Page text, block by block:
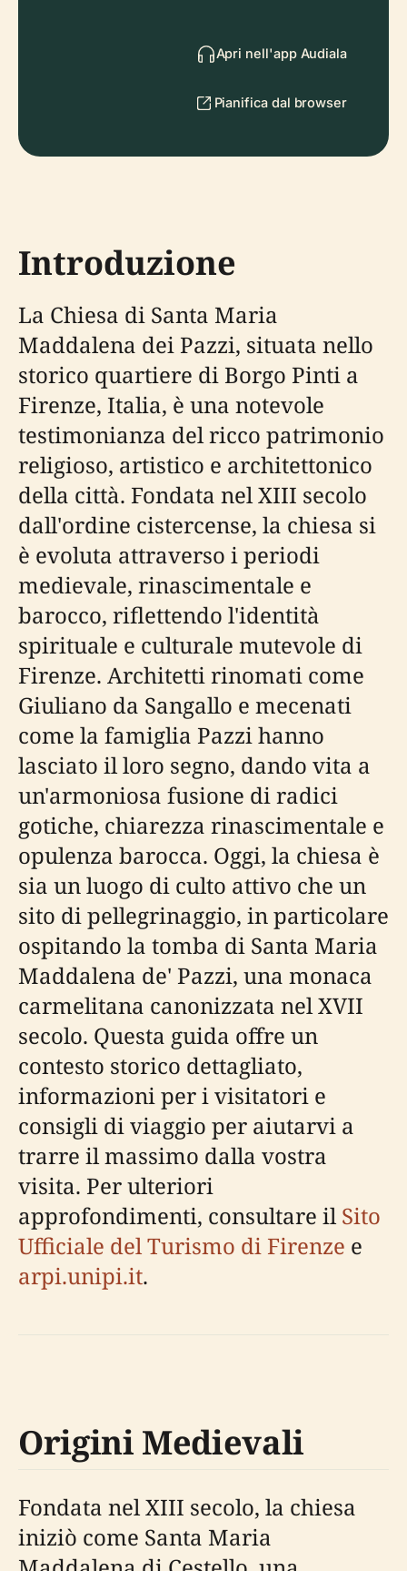
Apri nell'app Audiala
Pianifica dal browser
Introduzione
La Chiesa di Santa Maria
Maddalena dei Pazzi, situata nello
storico quartiere di Borgo Pinti a
Firenze, Italia, è una notevole
testimonianza del ricco patrimonio
religioso, artistico e architettonico
della città. Fondata nel XIII secolo
dall'ordine cistercense, la chiesa si
è evoluta attraverso i periodi
medievale, rinascimentale e
barocco, riflettendo l'identità
spirituale e culturale mutevole di
Firenze. Architetti rinomati come
Giuliano da Sangallo e mecenati
come la famiglia Pazzi hanno
lasciato il loro segno, dando vita a
un'armoniosa fusione di radici
gotiche, chiarezza rinascimentale e
opulenza barocca. Oggi, la chiesa è
sia un luogo di culto attivo che un
sito di pellegrinaggio, in particolare
ospitando la tomba di Santa Maria
Maddalena de' Pazzi, una monaca
carmelitana canonizzata nel XVII
secolo. Questa guida offre un
contesto storico dettagliato,
informazioni per i visitatori e
consigli di viaggio per aiutarvi a
trarre il massimo dalla vostra
visita. Per ulteriori
approfondimenti, consultare ilSito
Ufficiale del Turismo di Firenze e
arpi.unipi.it.
Origini Medievali
Fondata nel XIII secolo, la chiesa
iniziò come Santa Maria